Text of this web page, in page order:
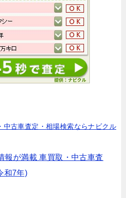
中古車査定・相場検索ならナビクル
報が満載 車買取・中古車査
和7年)